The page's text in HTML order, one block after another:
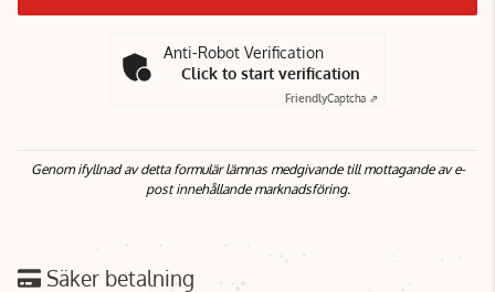
Anti-Robot Verification
Click to start verification
FriendlyCaptcha ⇗
Genom ifyllnad av detta formulär lämnas medgivande till mottagande av e-
post innehållande marknadsföring.
Säker betalning